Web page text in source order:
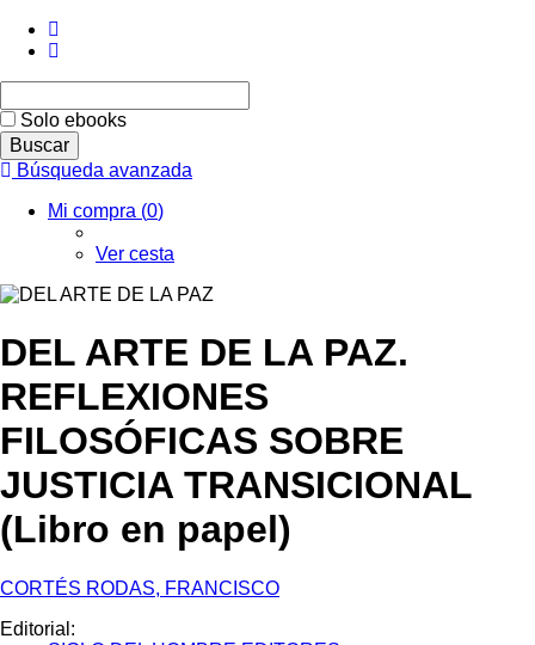
Solo ebooks
Búsqueda avanzada
Mi compra (0)
Ver cesta
DEL ARTE DE LA PAZ.
REFLEXIONES
FILOSÓFICAS SOBRE
JUSTICIA TRANSICIONAL
(Libro en papel)
CORTÉS RODAS, FRANCISCO
Editorial: